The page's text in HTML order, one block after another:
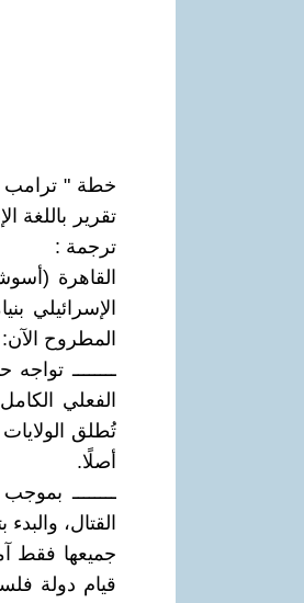
خطة " ترامب
تقرير باللغة
ترجمة :
الإسرائيلي
المطروح
ــــــــ
الفعلي
تُطلق
أصلًا.
ــــــــ
القتال،
جميعها فقط
قيام دولة